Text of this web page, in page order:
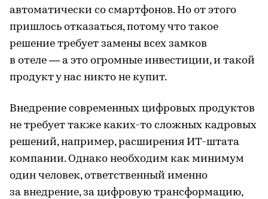
автоматически со смартфонов. Но от этого
пришлось отказаться, потому что такое
решение требует замены всех замков
в отеле — а это огромные инвестиции, и такой
продукт у нас никто не купит.
Внедрение современных цифровых продуктов
не требует также каких-то сложных кадровых
решений, например, расширения ИТ-штата
компании. Однако необходим как минимум
один человек, ответственный именно
за внедрение, за цифровую трансформацию,